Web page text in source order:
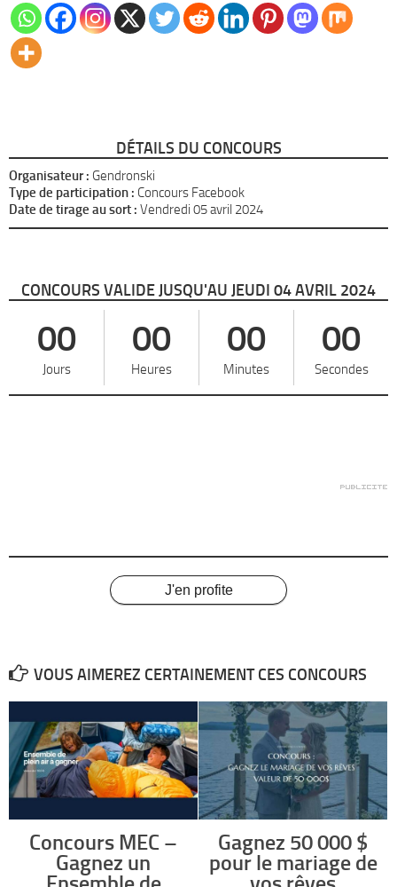
DÉTAILS DU CONCOURS
Organisateur : Gendronski
Type de participation : Concours Facebook
Date de tirage au sort : Vendredi 05 avril 2024
CONCOURS VALIDE JUSQU'AU JEUDI 04 AVRIL 2024
00
Jours
00
Heures
00
Minutes
00
Secondes
J'en profite
VOUS AIMEREZ CERTAINEMENT CES CONCOURS
Concours MEC –
Gagnez un
Gagnez 50 000 $
pour le mariage de